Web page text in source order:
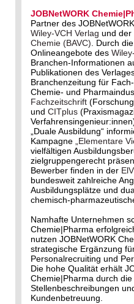
JOBNetWORK
Partner des
Wiley-VCH Verlag und der
Chemie (BAVC). Durch
Onlineangebote des
Branchen-Informationen
Publikationen des
Branchenzeitung für
Chemie- und
Fachzeitschrift
und CITplus
„Duale Ausbildung“
Kampagne „Elementare
vielfältigen
zielgruppengerecht
Bewerber finden in der
bundesweit zahlreiche
Ausbildungsplätze und
chemisch-
Namhafte Unternehmen
Chemie|Pharma
nutzen JOBNetWORK
strategische Ergänzung
Personalrecruiting und
Die hohe Qualität erhält
Chemie|Pharma durch
Stellenbeschreibungen
Kundenbetreuung.